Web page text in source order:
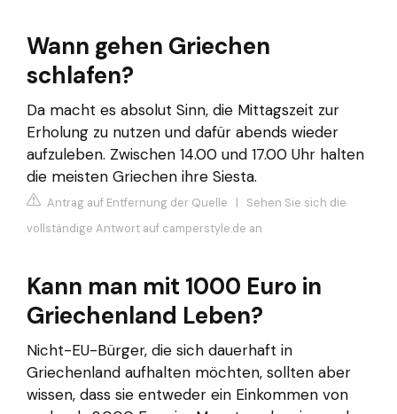
Wann gehen Griechen
schlafen?
Da macht es absolut Sinn, die Mittagszeit zur
Erholung zu nutzen und dafür abends wieder
aufzuleben. Zwischen 14.00 und 17.00 Uhr halten
die meisten Griechen ihre Siesta.
Antrag auf Entfernung der Quelle | Sehen Sie sich die
vollständige Antwort auf camperstyle.de an
Kann man mit 1000 Euro in
Griechenland Leben?
Nicht-EU-Bürger, die sich dauerhaft in
Griechenland aufhalten möchten, sollten aber
wissen, dass sie entweder ein Einkommen von